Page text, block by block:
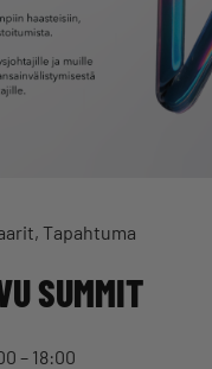
Tapahtuma
SUMMIT
– 18:00